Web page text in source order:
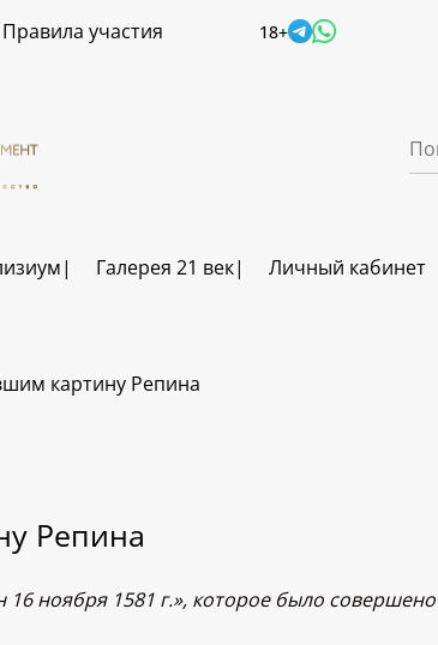
Правила участия 18+
Галерея 21 век Личный кабинет
картину Репина
Репина
ноября 1581 г.», которое было совершено